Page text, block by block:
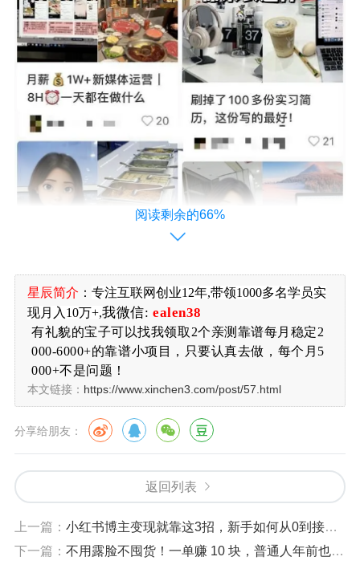
做副业，很多人都在说自己非常迷茫，不知道做什么
好，没有头绪。对于我们普通人来说，你要做副业，你一
定要选择轻资产的项目，最好就是做了就能变现的项目。
阅读剩余的66%
星辰简介 ： 专注互联网创业12年,带领1000多名学员实
现月入10万+,我微信: ealen38
有礼貌的宝子可以找我领取2个亲测靠谱每月稳定2
000-6000+的靠谱小项目，只要认真去做，每个月5
000+不是问题！
本文链接： https://www.xinchen3.com/post/57.html
分享给朋友：
返回列表
上一篇： 小红书博主变现就靠这3招，新手如何从0到接商单全流程拆解
下一篇： 不用露脸不囤货！一单赚 10 块，普通人年前也能赚几万的小生意